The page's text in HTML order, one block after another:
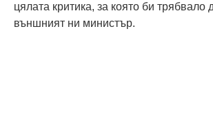
цялата критика, за която би трябвало
външният ни министър.